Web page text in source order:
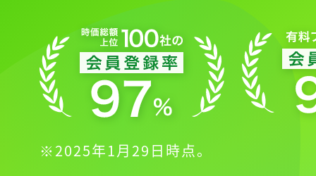
※2025年1月29日時点。